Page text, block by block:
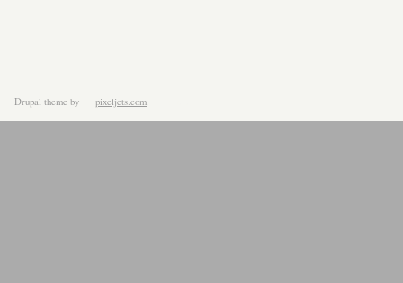
Drupal theme by pixeljets.com